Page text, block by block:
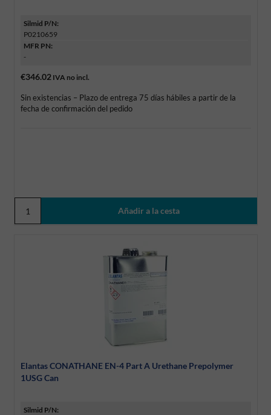
Silmid P/N:
P0210659
MFR PN:
-
€346.02IVA no incl.
Sin existencias – Plazo de entrega 75 días hábiles a partir de la
fecha de confirmación del pedido
Elantas CONATHANE EN-4 Part A Urethane Prepolymer
1USG Can
Silmid P/N: